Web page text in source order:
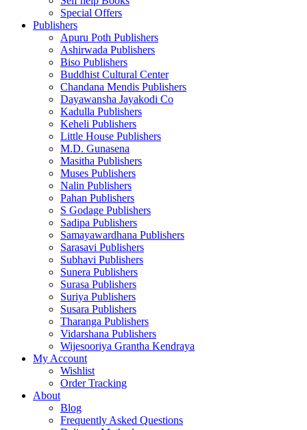
Special Offers
Publishers
Apuru Poth Publishers
Ashirwada Publishers
Biso Publishers
Buddhist Cultural Center
Chandana Mendis Publishers
Dayawansha Jayakodi Co
Kadulla Publishers
Keheli Publishers
Little House Publishers
M.D. Gunasena
Masitha Publishers
Muses Publishers
Nalin Publishers
Pahan Publishers
S Godage Publishers
Sadipa Publishers
Samayawardhana Publishers
Sarasavi Publishers
Subhavi Publishers
Sunera Publishers
Surasa Publishers
Suriya Publishers
Susara Publishers
Tharanga Publishers
Vidarshana Publishers
Wijesooriya Grantha Kendraya
My Account
Wishlist
Order Tracking
About
Blog
Frequently Asked Questions